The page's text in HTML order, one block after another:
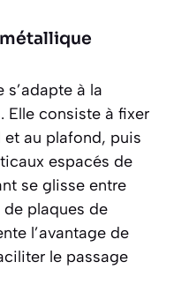
à la
Elle consiste à fixer
et au plafond, puis
espacés de
se glisse entre
plaques de
l’avantage de
le passage